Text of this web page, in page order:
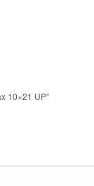
10×21 UP”